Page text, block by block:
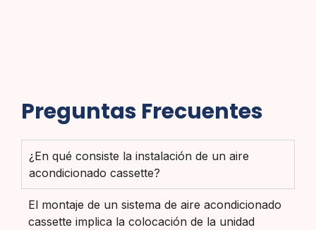
Preguntas Frecuentes
¿En qué consiste la instalación de un aire
acondicionado cassette?
El montaje de un sistema de aire acondicionado
cassette implica la colocación de la unidad